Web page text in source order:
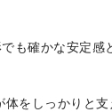
も確かな安定感
体をしっかりと